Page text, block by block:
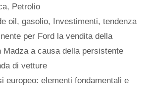
, Petrolio
oil ,gasolio, Investimenti,tendenza
per Ford la vendita della
Madza a causa della persistente
di vetture
europeo: elementi fondamentali e